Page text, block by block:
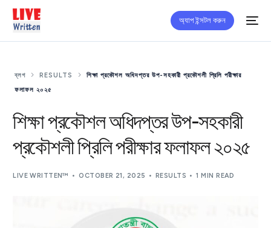
অ্যাপ ইন্সটল করুন
ব্লগ RESULTS
শিক্ষা প্রকৌশল অধিদপ্তর উপ-সহকারী প্রকৌশলী প্রিলি পরীক্ষার
ফলাফল ২০২৫
শিক্ষা প্রকৌশল অধিদপ্তর উপ-সহকারী
প্রকৌশলী প্রিলি পরীক্ষার ফলাফল ২০২৫
LIVE WRITTEN™ OCTOBER 21, 2025 RESULTS 1 MIN READ